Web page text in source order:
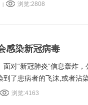
浏览:2808
感染新冠病毒
对“新冠肺炎”信息轰炸
了患病者的飞沫,或者沾
的不能吃了吗？
浏览:4163